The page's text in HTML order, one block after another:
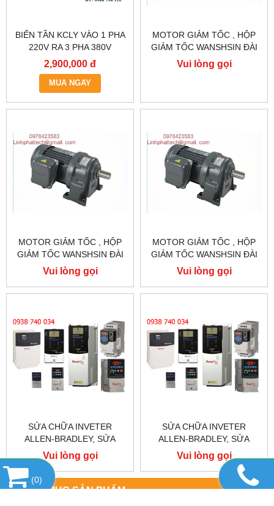
DANH MỤC SẢN PHẨM
BIẾN TẦN KCLY VÀO 1 PHA
220V RA 3 PHA 380V
0.75KW, BIẾN TẦN KCLY
KOC600-R75GT3-B
2,900,000 đ
MUA NGAY
MOTOR GIẢM TỐC , HỘP
GIẢM TỐC WANSHSIN ĐÀI
LOAN GH40-2200-3S /
2.2KW 2200W 3HP
Vui lòng gọi
MOTOR GIẢM TỐC , HỘP
GIẢM TỐC WANSHSIN ĐÀI
LOAN 1.5KW 1500W 2HP AC
BA PHA 220 V / 380V
Vui lòng gọi
MOTOR GIẢM TỐC , HỘP
GIẢM TỐC WANSHSIN ĐÀI
LOAN 1.5KW 1500W 2HP AC
BA PHA 220 V / 380V
Vui lòng gọi
SỬA CHỮA INVETER
ALLEN-BRADLEY, SỬA
CHỮA ALLEN-BRADLEY
POWER FLEX 755
Vui lòng gọi
SỬA CHỮA INVETER
ALLEN-BRADLEY, SỬA
CHỮA ALLEN-BRADLEY
POWER FLEX 753
Vui lòng gọi
(0)